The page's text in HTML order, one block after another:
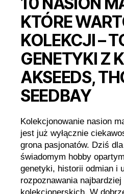
KTÓRE
KOLEKCJI –
GENETYKI Z
AKSEEDS,
SEEDBAY
Kolekcjonowanie nasion
jest już wyłącznie
grona pasjonatów. Dziś
świadomym hobby
genetyki, historii odmian i
rozpoznawania
kolekcjonerskich. W